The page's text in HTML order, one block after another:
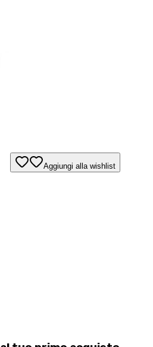
Aggiungi alla wishlist